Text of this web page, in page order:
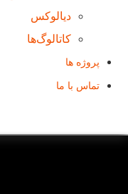
دیالوکس
کاتالوگ‌ها
پروژه ها
تماس با ما